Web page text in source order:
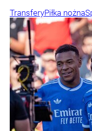
TransferyPiłka nożna